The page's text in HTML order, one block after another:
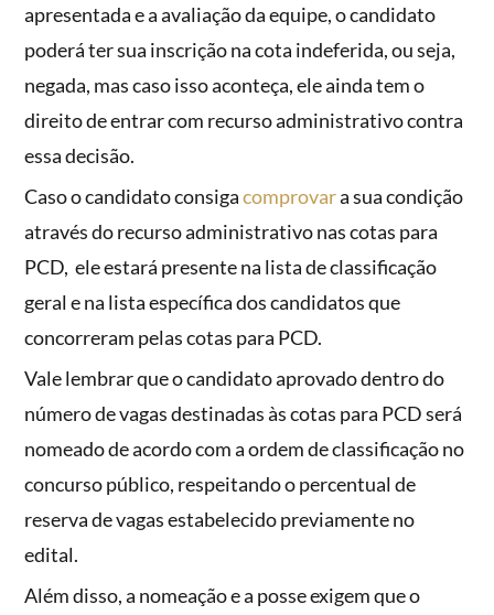
apresentada e a avaliação da equipe, o candidato
poderá ter sua inscrição na cota indeferida, ou seja,
negada, mas caso isso aconteça, ele ainda tem o
direito de entrar com recurso administrativo contra
essa decisão.
Caso o candidato consigacomprovara sua condição
através do recurso administrativo nas cotas para
PCD, ele estará presente na lista de classificação
geral e na lista específica dos candidatos que
concorreram pelas cotas para PCD.
Vale lembrar que o candidato aprovado dentro do
número de vagas destinadas às cotas para PCD será
nomeado de acordo com a ordem de classificação no
concurso público, respeitando o percentual de
reserva de vagas estabelecido previamente no
edital.
Além disso, a nomeação e a posse exigem que o